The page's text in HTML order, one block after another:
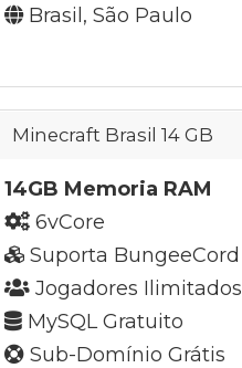
Brasil, São Paulo
Minecraft Brasil 14 GB
14GB Memoria RAM
6vCore
Suporta BungeeCord
Jogadores Ilimitados
MySQL Gratuito
Sub-Domínio Grátis